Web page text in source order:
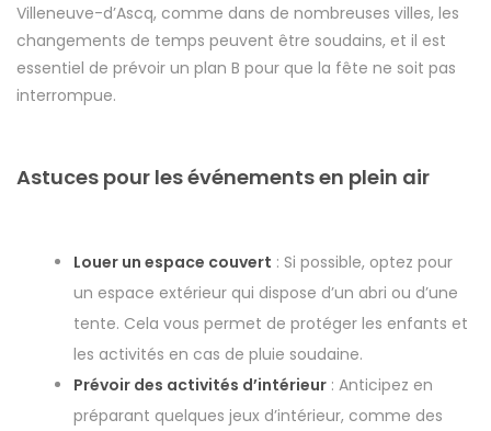
Villeneuve-d’Ascq, comme dans de nombreuses villes, les
changements de temps peuvent être soudains, et il est
essentiel de prévoir un plan B pour que la fête ne soit pas
interrompue.
Astuces pour les événements en plein air
Louer un espace couvert : Si possible, optez pour
un espace extérieur qui dispose d’un abri ou d’une
tente. Cela vous permet de protéger les enfants et
les activités en cas de pluie soudaine.
Prévoir des activités d’intérieur : Anticipez en
préparant quelques jeux d’intérieur, comme des